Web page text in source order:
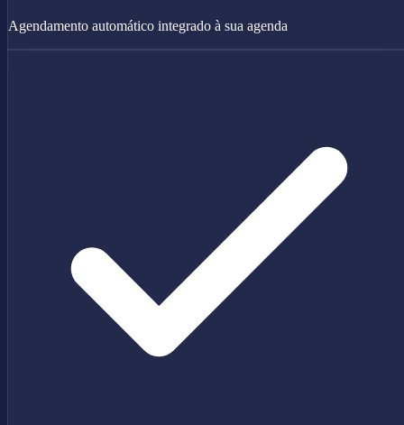
Agendamento automático integrado à sua agenda